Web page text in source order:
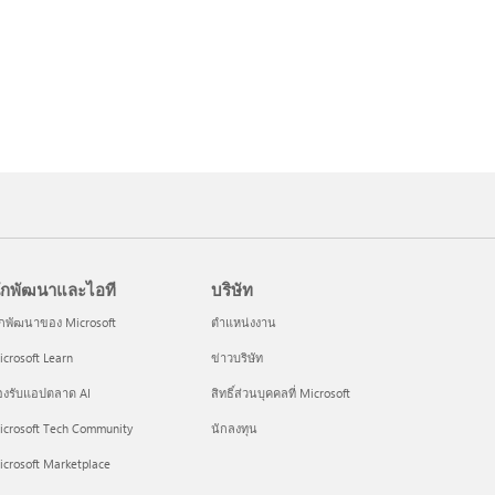
พัฒนาและไอที
พัฒนาของ Microsoft
Learn
งรับแอปตลาด AI
Tech Community
Marketplace
บริษัท
ตำแหน่งงาน
ข่าวบริษัท
สิทธิ์ส่วนบุคคลที่ Microsoft
นักลงทุน